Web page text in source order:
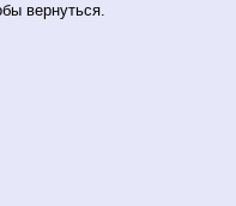
вернуться.